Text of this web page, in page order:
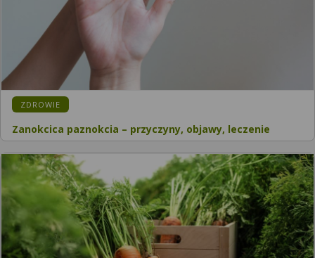
KATEGORIA:
ZDROWIE
Zanokcica paznokcia – przyczyny, objawy, leczenie